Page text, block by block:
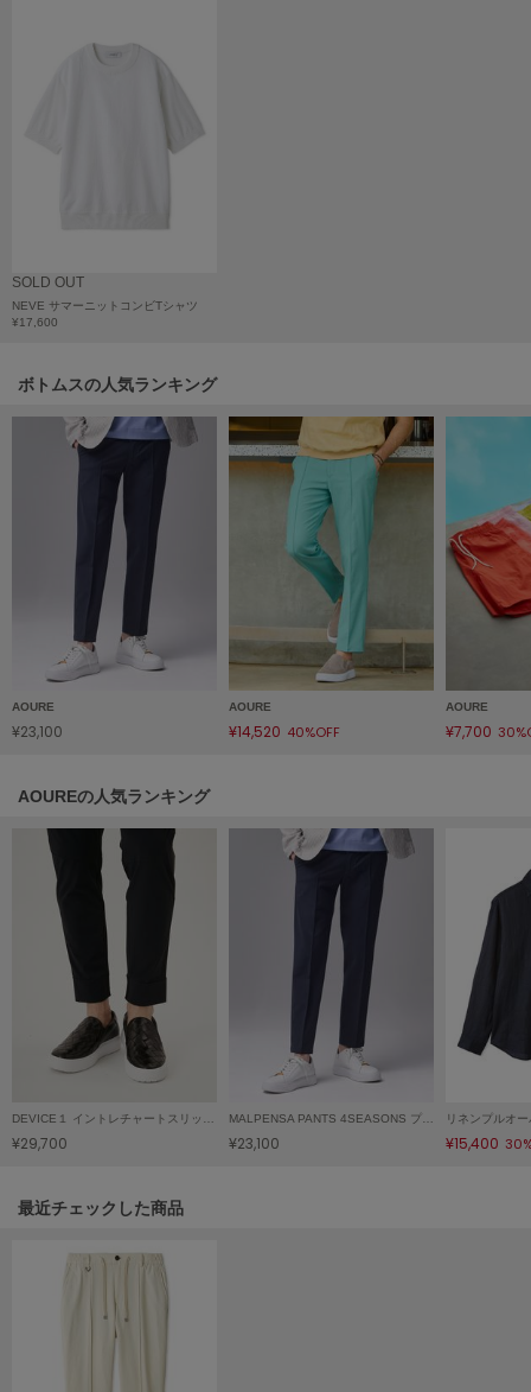
レスポートサック
LILY BROWN
LILY BROWN Lingerie
リリーブラウンランジェリー
LITTLE UNION TOKYO
リトルユニオン トウキョウ
made of Organics
メイドオブオーガニクス
MICHU COQUETTE
ミチュ コケット
MIESROHE
ミースロエ
ミーエスミーム
Mila Owen
ミラオーウェン
MOIGE
モワージュ
MUCHA
ミュシャ
nezu
NIKE
SOLD OUT
NEVE サマーニットコンビTシャツ
¥17,600
ボトムスの人気ランキング
AOURE
¥23,100
AOURE
¥14,520 40%OFF
AOURE
¥7,700
AOUREの人気ランキング
¥29,700 ¥23,100
リネンプルオ
¥15,400
関連記事
最近チェックした商品